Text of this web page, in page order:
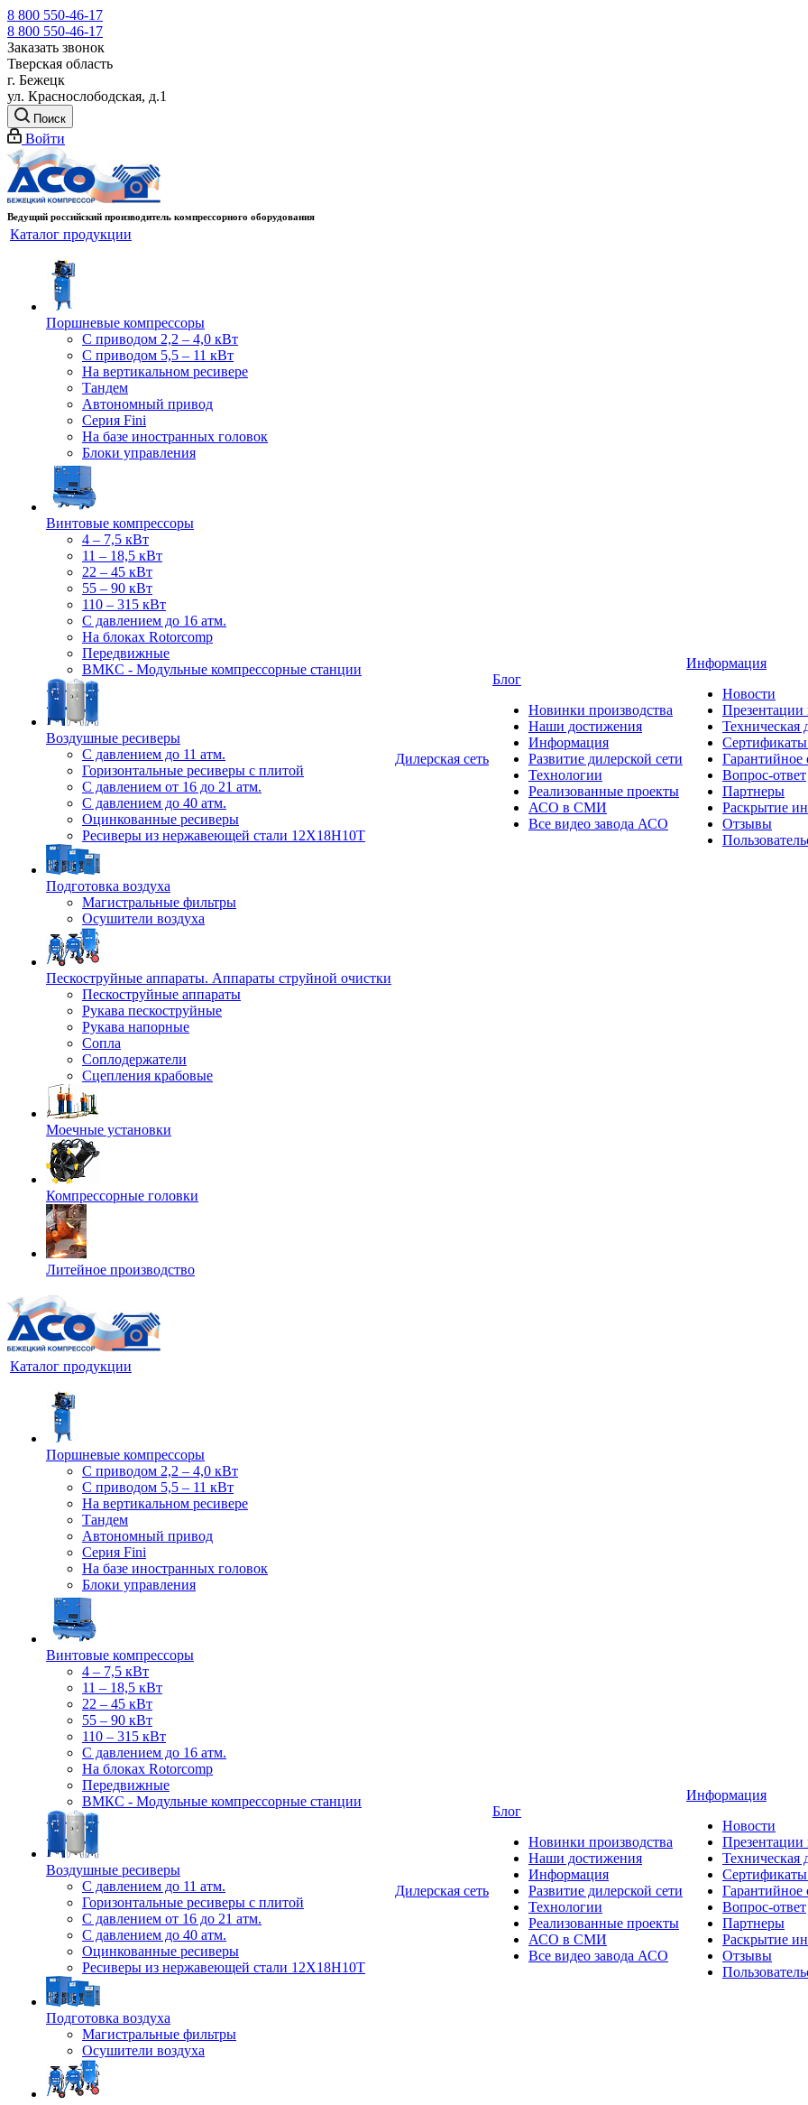
8 800 550-46-17
8 800 550-46-17
Заказать звонок
Тверская область
г. Бежецк
ул. Краснослободская, д.1
Поиск
Войти
Ведущий российский производитель компрессорного оборудования
Каталог продукции
Поршневые компрессоры
С приводом 2,2 – 4,0 кВт
С приводом 5,5 – 11 кВт
На вертикальном ресивере
Тандем
Автономный привод
Серия Fini
На базе иностранных головок
Блоки управления
Винтовые компрессоры
4 – 7,5 кВт
11 – 18,5 кВт
22 – 45 кВт
55 – 90 кВт
110 – 315 кВт
С давлением до 16 атм.
На блоках Rotorcomp
Передвижные
ВМКС - Модульные компрессорные станции
Воздушные ресиверы
С давлением до 11 атм.
Горизонтальные ресиверы с плитой
С давлением от 16 до 21 атм.
С давлением до 40 атм.
Оцинкованные ресиверы
Ресиверы из нержавеющей стали 12Х18Н10Т
Подготовка воздуха
Магистральные фильтры
Осушители воздуха
Пескоструйные аппараты. Аппараты струйной очистки
Пескоструйные аппараты
Рукава пескоструйные
Рукава напорные
Сопла
Соплодержатели
Сцепления крабовые
Моечные установки
Компрессорные головки
Литейное производство
Дилерская сеть
Блог
Новинки производства
Наши достижения
Информация
Развитие дилерской сети
Технологии
Реализованные проекты
АСО в СМИ
Все видео завода АСО
Информация
Новости
Техническая
Сертификаты
Гарантийное
Вопрос-ответ
Партнеры
Раскрытие
Отзывы
Каталог продукции
Поршневые компрессоры
С приводом 2,2 – 4,0 кВт
С приводом 5,5 – 11 кВт
На вертикальном ресивере
Тандем
Автономный привод
Серия Fini
На базе иностранных головок
Блоки управления
Винтовые компрессоры
4 – 7,5 кВт
11 – 18,5 кВт
22 – 45 кВт
55 – 90 кВт
110 – 315 кВт
С давлением до 16 атм.
На блоках Rotorcomp
Передвижные
ВМКС - Модульные компрессорные станции
Воздушные ресиверы
С давлением до 11 атм.
Горизонтальные ресиверы с плитой
С давлением от 16 до 21 атм.
С давлением до 40 атм.
Оцинкованные ресиверы
Ресиверы из нержавеющей стали 12Х18Н10Т
Подготовка воздуха
Магистральные фильтры
Осушители воздуха
Дилерская сеть
Блог
Новинки производства
Наши достижения
Информация
Развитие дилерской сети
Технологии
Реализованные проекты
АСО в СМИ
Все видео завода АСО
Информация
Новости
Техническая
Сертификаты
Гарантийное
Вопрос-ответ
Партнеры
Раскрытие
Отзывы